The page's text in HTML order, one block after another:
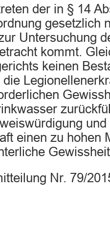
der in § 14
gesetzlich
Untersuchung
kommt.
keinen
einen zu hohen
Nr. 79/